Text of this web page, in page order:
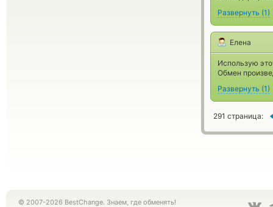
Развернуть (1)
Елена
Использую
Обмен
Развернуть (1)
291 страница:
© 2007-2026 BestChange. Знаем, где обменять!